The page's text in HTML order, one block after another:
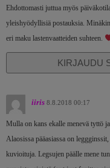
Ehdottomasti juttua myös
yleishyödyllisiä postauksia.
eri maku lastenvaatteiden suhteen.
KIRJAUDU
iiris 8.8.2018 00:17
Mulla on kans ekalle menevä tyttö
Alaosissa pääasiassa on
kuvioituja. Legsujen päälle mene